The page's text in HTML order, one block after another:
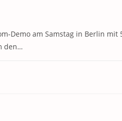
Demo am Samstag in Berlin mit
den…